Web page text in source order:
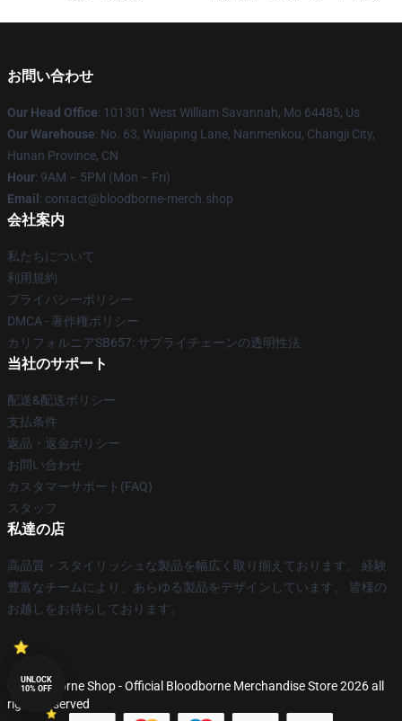
お問い合わせ
Our Head Office: 101301 West William Savannah, Mo 64485, Us
Our Warehouse: No. 63, Wujiaping Lane, Nanmenkou, Changji City,
Hunan Province, CN
Hour: 9AM – 5PM (Mon – Fri)
Email : contact@bloodborne-merch.shop
会社案内
私たちについて
利用規約
プライバシーポリシー
DMCA - 著作権ポリシー
カリフォルニアSB657: サプライチェーンの透明性法
当社のサポート
配送&配送ポリシー
支払条件
返品・返金ポリシー
お問い合わせ
カスタマーサポート(FAQ)
スタッフ
私達の店
高品質・スタイリッシュな製品を幅広く取り揃えております。 経験
豊富なチームにより、あらゆる製品をデザインしています。 皆様の
お越しをお待ちしております。
© Bloodborne Shop - Official Bloodborne Merchandise Store 2026 all
rights reserved
UNLOCK
10% OFF